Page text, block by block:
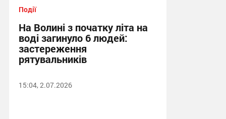
Події
На Волині з початку літа на
воді загинуло 6 людей:
застереження
рятувальників
15:04, 2.07.2026